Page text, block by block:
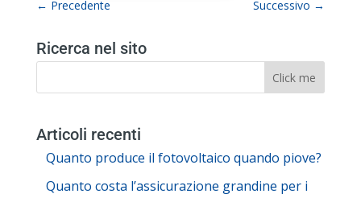
← Precedente Successivo →
Ricerca nel sito
Articoli recenti
Quanto produce il fotovoltaico quando piove?
Quanto costa l’assicurazione grandine per i